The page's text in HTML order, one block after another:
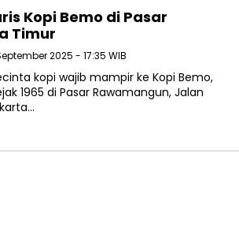
Kopi Bemo di Pasar
Timur
2025 - 17:35 WIB
kopi wajib mampir ke Kopi Bemo,
1965 di Pasar Rawamangun, Jalan